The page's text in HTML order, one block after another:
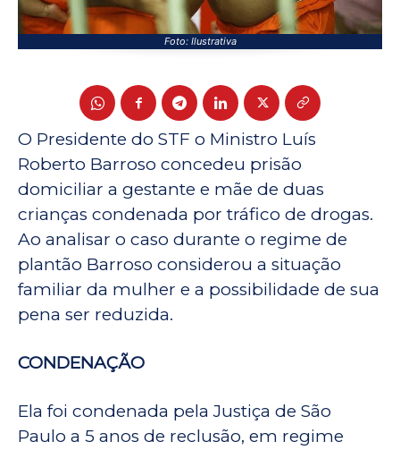
Foto: Ilustrativa
O Presidente do STF o Ministro Luís
Roberto Barroso concedeu prisão
domiciliar a gestante e mãe de duas
crianças condenada por tráfico de drogas.
Ao analisar o caso durante o regime de
plantão Barroso considerou a situação
familiar da mulher e a possibilidade de sua
pena ser reduzida.
CONDENAÇÃO
Ela foi condenada pela Justiça de São
Paulo a 5 anos de reclusão, em regime